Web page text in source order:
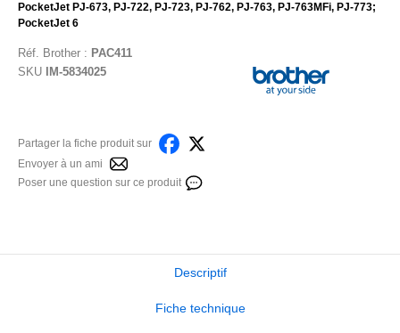
PocketJet PJ-673, PJ-722, PJ-723, PJ-762, PJ-763, PJ-763MFi, PJ-773;
PocketJet 6
Réf. Brother: PAC411
SKU
IM-5834025
Partager la fiche produit sur
Envoyer à un ami
Poser une question sur ce produit
Descriptif
Fiche technique